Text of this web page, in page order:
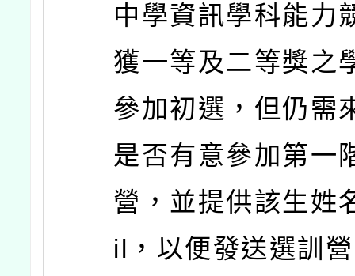
中學資訊學科能力
獲一等及二等獎之
參加初選，但仍需
是否有意參加第一
營，並提供該生姓
il，以便發送選訓